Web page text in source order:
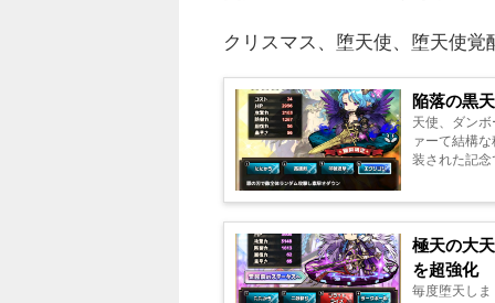
クリスマス、堕天使、堕天使
陥落の黒
天使、ダンボール
ァーて結構な種類がありますね。 天
装された記念で
極天の大
を超強化
毎度堕天しま